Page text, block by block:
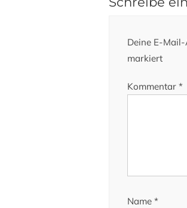
Deine E-
markiert
Kommentar *
Name *